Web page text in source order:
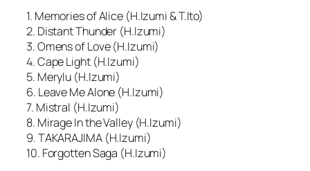
1. Memories of Alice (H.Izumi & T.Ito)
2. Distant Thunder (H.Izumi)
3. Omens of Love (H.Izumi)
4. Cape Light (H.Izumi)
5. Merylu (H.Izumi)
6. Leave Me Alone (H.Izumi)
7. Mistral (H.Izumi)
8. Mirage In the Valley (H.Izumi)
9. TAKARAJIMA (H.Izumi)
10. Forgotten Saga (H.Izumi)